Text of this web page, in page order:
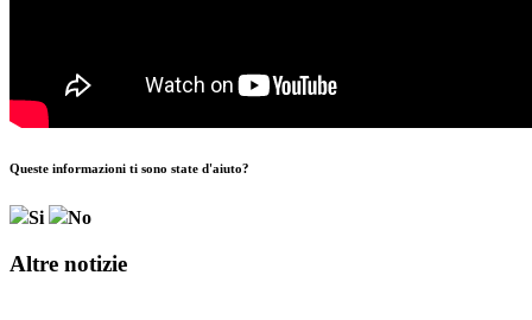
Queste informazioni ti sono state d'aiuto?
Si No
Altre notizie